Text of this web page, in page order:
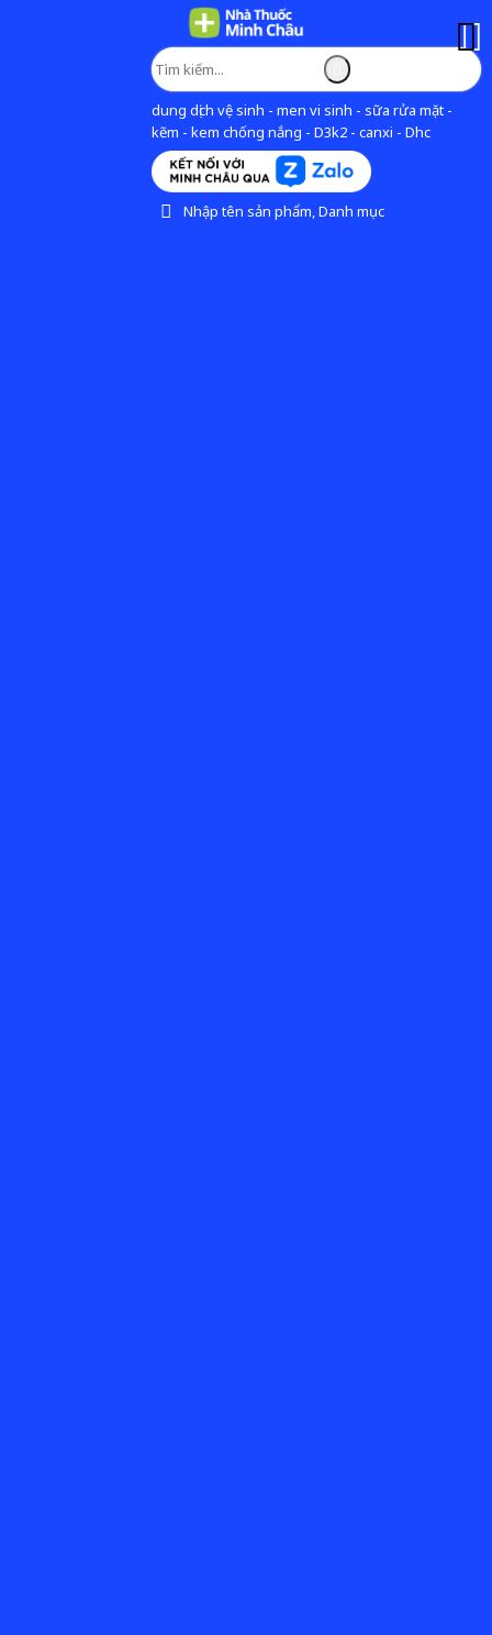
dung dịch vệ sinh - men vi sinh - sữa rửa mặt -
kẽm - kem chống nắng - D3k2 - canxi - Dhc
Nhập tên sản phẩm, Danh mục